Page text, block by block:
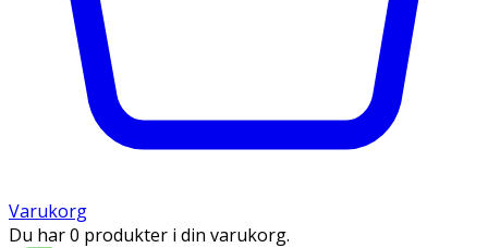
Varukorg
Du har 0 produkter i din varukorg.